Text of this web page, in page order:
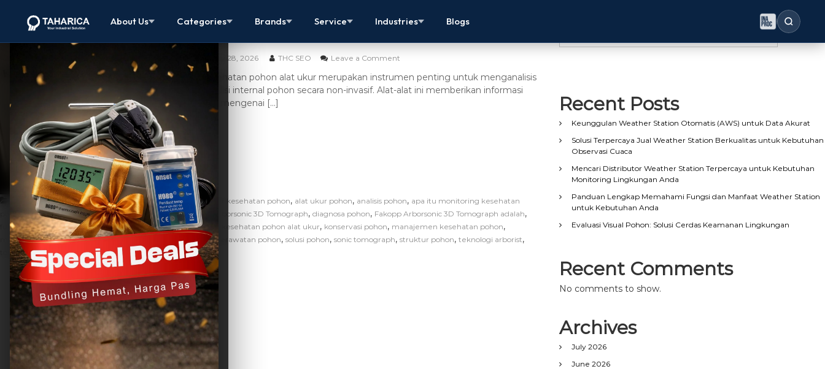
About Us Categories Brands Service Industries Blogs
Kesehatan Pohon Alat Ukur: Panduan Lengkap & Solusi
May 28, 2026 THC SEO Leave a Comment
Kesehatan pohon alat ukur merupakan instrumen penting untuk menganalisis
kondisi internal pohon secara non-invasif. Alat-alat ini memberikan informasi
vital mengenai […]
Artikel alat pendeteksi kerusakan pohon alat ukur kesehatan pohon, alat ukur pohon, analisis pohon, apa itu monitoring kesehatan
pohon,arborsonic 3d,audit pohon kota, cara kerja Fakopp Arborsonic 3D Tomograph, diagnosa pohon, Fakopp Arborsonic 3D Tomograph adalah,
fungsi Fakopp Arborsonic 3D Tomograph,keamanan pohon kesehatan pohon alat ukur, konservasi pohon, manajemen kesehatan pohon,
manajemen pohon,pemeriksaan pohon penyakit pohon,perawatan pohon, solusi pohon, sonic tomograph, struktur pohon, teknologi arborist,
tomografi pohon
Search
Recent Posts
Keunggulan Weather Station Otomatis (AWS) untuk Data Akurat
Solusi Terpercaya Jual Weather Station Berkualitas untuk Kebutuhan
Observasi Cuaca
Mencari Distributor Weather Station Terpercaya untuk Kebutuhan
Monitoring Lingkungan Anda
Panduan Lengkap Memahami Fungsi dan Manfaat Weather Station
untuk Kebutuhan Anda
Evaluasi Visual Pohon: Solusi Cerdas Keamanan Lingkungan
Recent Comments
No comments to show.
Archives
July 2026
June 2026